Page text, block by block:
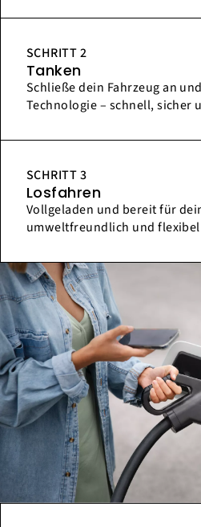
SCHRITT 2
Tanken
Schließe dein Fahrzeug an
Technologie – schnell, sicher
SCHRITT 3
Losfahren
Vollgeladen und bereit für
umweltfreundlich und